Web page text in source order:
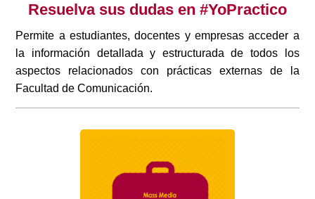
Resuelva sus dudas en #YoPractico
Permite a estudiantes, docentes y empresas acceder a
la información detallada y estructurada de todos los
aspectos relacionados con prácticas externas de la
Facultad de Comunicación.